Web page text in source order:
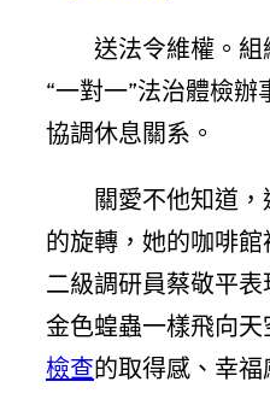
送法令維權。
“一對一”法治體檢
協調休息關系。
關愛不他知道，
的旋轉，她的咖啡
二級調研員蔡敬平
金色蝗蟲一樣飛向
檢查的取得感、幸福